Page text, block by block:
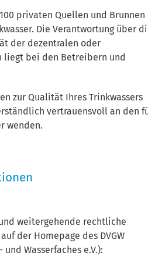
privaten Quellen und Brunnen
Die Verantwortung über
der dezentralen oder
liegt bei den Betreibern und
zur Qualität Ihres Trinkwassers
vertrauensvoll an den
wenden.
weitergehende rechtliche
der Homepage des DVGW
Wasserfaches e.V.):